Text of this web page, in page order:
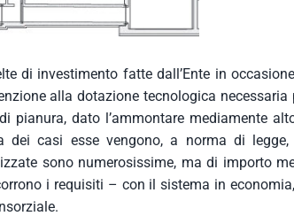
di investimento fatte dall’Ente in
alla dotazione tecnologica
pianura, dato l’ammontare mediamente
dei casi esse vengono, a norma di
sono numerosissime, ma di importo
i requisiti – con il sistema in